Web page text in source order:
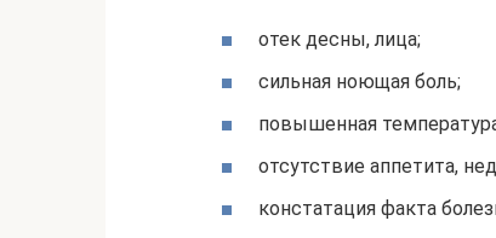
отек десны, лица;
сильная ноющая боль;
повышенная
отсутствие аппетита,
констатация факта